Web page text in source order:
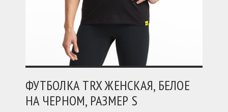
ФУТБОЛКА TRX ЖЕНСКАЯ, БЕЛОЕ
НА ЧЕРНОМ, РАЗМЕР S